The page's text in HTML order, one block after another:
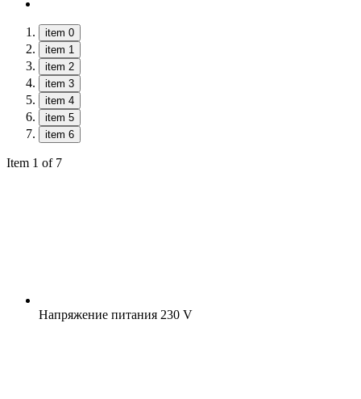
item 0
item 1
item 2
item 3
item 4
item 5
item 6
Item 1 of 7
Напряжение питания 230 V